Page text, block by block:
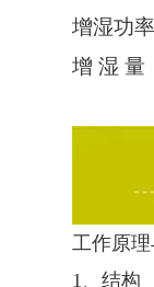
增湿功
增 湿 量
工作原
1、结构